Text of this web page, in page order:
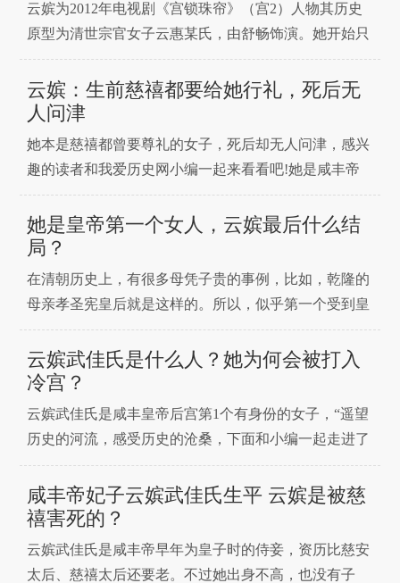
云嫔为2012年电视剧《宫锁珠帘》（宫2）人物其历史
原型为清世宗官女子云惠某氏，由舒畅饰演。她开始只
是为了固宠而耍尽心机的骄纵女子，她有敏捷聪慧风情
万种的美好，也有心机深沉毒辣冷酷的可怕。终有一天
机关算尽，她也成了冷宫里的可怜怨妇。打入冷宫的经
历使她变得更加从容淡定，与李为的交往从互相利用到
云嫔：生前慈禧都要给她行礼，死后无
人问津
她本是慈禧都曾要尊礼的女子，死后却无人问津，感兴
趣的读者和我爱历史网小编一起来看看吧!她是咸丰帝
的后妃云嫔，云嫔的出身是很卑微的，所以她只能通过
宫女选秀进入皇宫，因为姿色不错，人又干活利落，事
事都周到，所以后来被道光帝看中，就把她赏赐给了皇
四子爱新觉罗·奕詝做贴身女婢的官女子，用来教导皇
子生活上的一
她是皇帝第一个女人，云嫔最后什么结
局？
在清朝历史上，有很多母凭子贵的事例，比如，乾隆的
母亲孝圣宪皇后就是这样的。所以，似乎第一个受到皇
帝宠爱的女人在各方面都有很好的条件。然而，今天讲
的这个女人是皇帝的第一位女人，结果她有一个可悲的
结局，她就是咸丰皇帝的云嫔武佳氏。我爱历史网小编
为大家带来相关内容，感兴趣的小伙伴快来看看吧。根
据传统，王子
云嫔武佳氏是什么人？她为何会被打入
冷宫？
云嫔武佳氏是咸丰皇帝后宫第1个有身份的女子，“遥望
历史的河流，感受历史的沧桑，下面和小编一起走进了
解。翻开咸丰帝后宫嫔妃的资料，最早伺候在咸丰帝身
边的女人，不是他的原配萨克达氏，也不是他最喜欢和
敬重的继后钮祜禄氏，更不是丽妃他他拉氏，而是云嫔
武佳氏。云嫔武佳氏，是最早伺候在咸丰帝身边的女
人，也有可能
咸丰帝妃子云嫔武佳氏生平 云嫔是被慈
禧害死的？
云嫔武佳氏是咸丰帝早年为皇子时的侍妾，资历比慈安
太后、慈禧太后还要老。不过她出身不高，也没有子